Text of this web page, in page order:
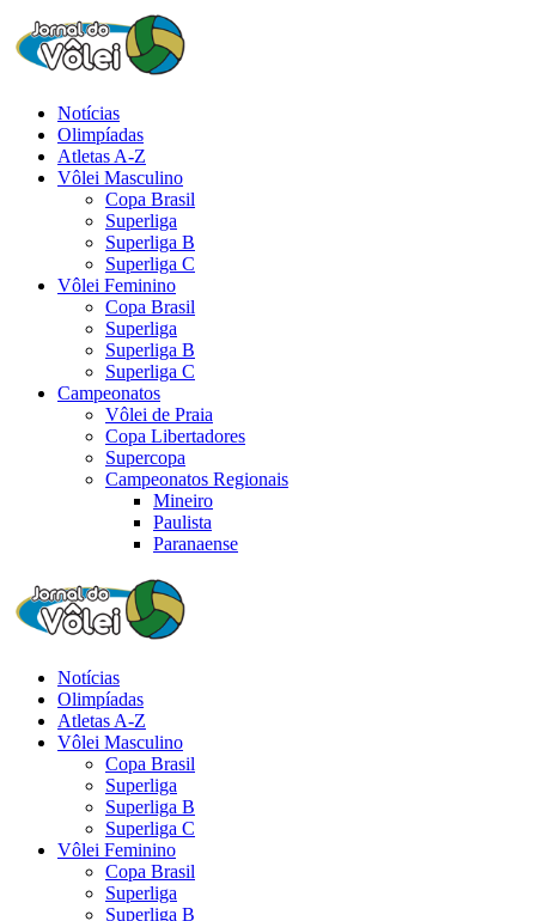
Notícias
Olimpíadas
Atletas A-Z
Vôlei Masculino
Copa Brasil
Superliga
Superliga B
Superliga C
Vôlei Feminino
Copa Brasil
Superliga
Superliga B
Superliga C
Campeonatos
Vôlei de Praia
Copa Libertadores
Supercopa
Campeonatos Regionais
Mineiro
Paulista
Paranaense
Notícias
Olimpíadas
Atletas A-Z
Vôlei Masculino
Copa Brasil
Superliga
Superliga B
Superliga C
Vôlei Feminino
Copa Brasil
Superliga
Superliga B